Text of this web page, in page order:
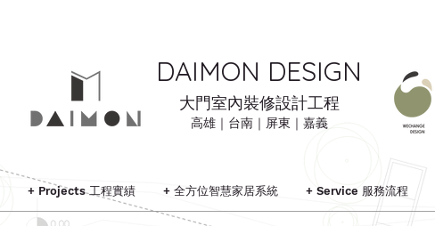
DAIMON DESIGN
大門室內裝修設計工程
高雄｜台南｜屏東｜嘉義
+ Projects 工程實績 + 全方位智慧家居系統 + Service 服務流程